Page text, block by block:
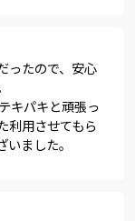
ったので、安心
キパキと頑張っ
利用させてもら
ました。